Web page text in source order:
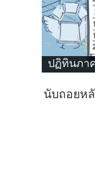
ปฏิทินภาค
นับถอยห